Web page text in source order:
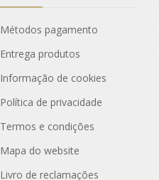
Métodos pagamento
Entrega produtos
Informação de cookies
Política de privacidade
Termos e condições
Mapa do website
Livro de reclamações